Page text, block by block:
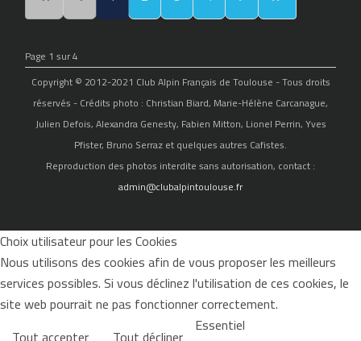
Page 1 sur 4
Copyright © 2012-2021 Club Alpin Français de Toulouse - Tous droits
réservés - Crédits photo : Christian Biard, Marie-Hélène Carcanague,
Julien Defois, Alexandra Genesty, Fabien Mitton, Lionel Perrin, Yves
Pfister, Bruno Serraz et quelques autres Cafistes.
Reproduction des photos interdite sans autorisation, contact :
admin@clubalpintoulouse.fr
Choix utilisateur pour les Cookies
Nous utilisons des cookies afin de vous proposer les meilleurs
services possibles. Si vous déclinez l'utilisation de ces cookies, le
site web pourrait ne pas fonctionner correctement.
Essentiel